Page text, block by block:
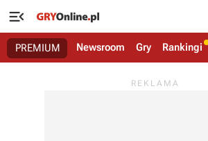

PREMIUM Newsroom Gry Rankingi